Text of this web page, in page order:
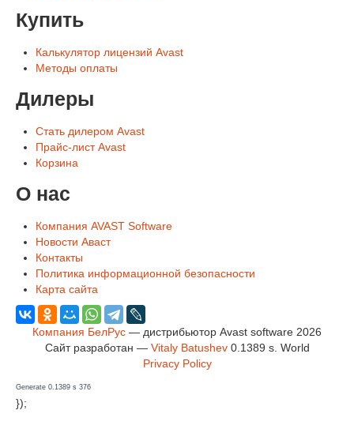
Купить
Калькулятор лицензий Avast
Методы оплаты
Дилеры
Стать дилером Avast
Прайс-лист Avast
Корзина
О нас
Компания AVAST Software
Новости Аваст
Контакты
Политика информационной безопасности
Карта сайта
Компания БелРус — дистрибьютор Avast software 2026
Сайт разработан — Vitaly Batushev0.1389 s. World
Privacy Policy
Generate 0.1389 s 376
});